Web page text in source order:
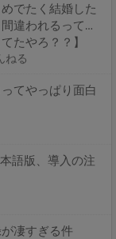
でたく結婚した
違われるって…
たやろ？？】
ねる
てやっぱり面白
本語版、導入の注
凄すぎる件